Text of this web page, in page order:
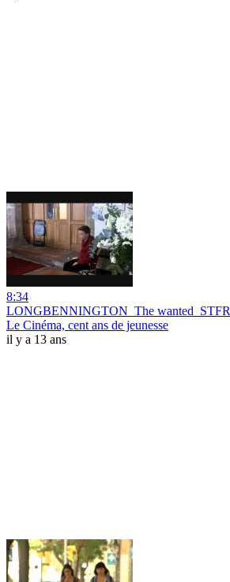
8:34
LONGBENNINGTON_The wanted_STFR
Le Cinéma, cent ans de jeunesse
il y a 13 ans